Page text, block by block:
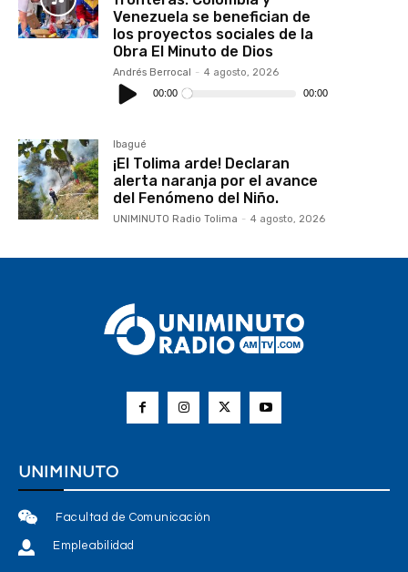
Venezuela se benefician de
los proyectos sociales de la
Obra El Minuto de Dios
Andrés Berrocal - 4 agosto, 2026
Reproductor
de
audio
00:00 00:00
Ibagué
¡El Tolima arde! Declaran
alerta naranja por el avance
del Fenómeno del Niño.
UNIMINUTO Radio Tolima - 4 agosto, 2026
UNIMINUTO
Facultad de Comunicación
Empleabilidad